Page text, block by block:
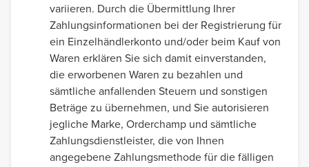
variieren. Durch die Übermittlung Ihrer
Zahlungsinformationen bei der Registrierung für
ein Einzelhändlerkonto und/oder beim Kauf von
Waren erklären Sie sich damit einverstanden,
die erworbenen Waren zu bezahlen und
sämtliche anfallenden Steuern und sonstigen
Beträge zu übernehmen, und Sie autorisieren
jegliche Marke, Orderchamp und sämtliche
Zahlungsdienstleister, die von Ihnen
angegebene Zahlungsmethode für die fälligen